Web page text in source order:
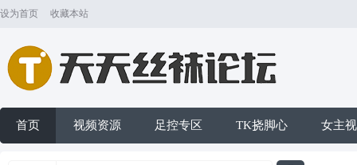
设为首页 收藏本站
首页 视频资源 足控专区 TK挠脚心 女主